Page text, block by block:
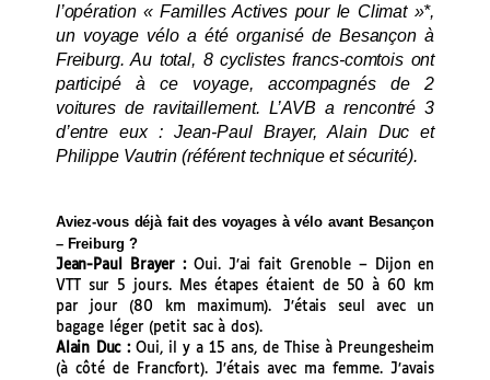
l’opération « Familles Actives pour le Climat »*,
un voyage vélo a été organisé de Besançon à
Freiburg. Au total, 8 cyclistes francs-comtois ont
participé à ce voyage, accompagnés de 2
voitures de ravitaillement. L’AVB a rencontré 3
d’entre eux : Jean-Paul Brayer, Alain Duc et
Philippe Vautrin (référent technique et sécurité).
Aviez-vous déjà fait des voyages à vélo avant Besançon
– Freiburg ?
Jean-Paul Brayer :Oui. J’ai fait Grenoble – Dijon en
VTT sur 5 jours. Mes étapes étaient de 50 à 60 km
par jour (80 km maximum). J’étais seul avec un
bagage léger (petit sac à dos).
Alain Duc :Oui, il y a 15 ans, de Thise à Preungesheim
(à côté de Francfort). J’étais avec ma femme. J’avais